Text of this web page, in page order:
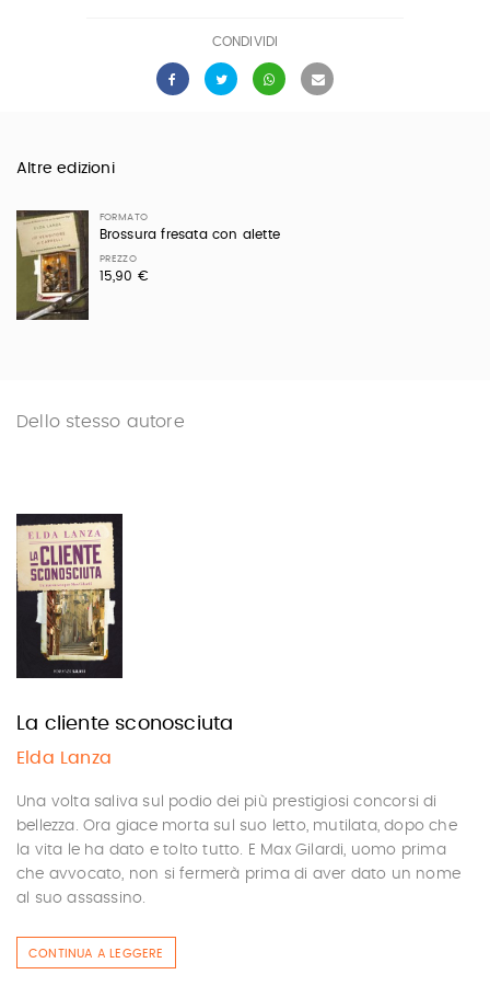
CONDIVIDI
Altre edizioni
FORMATO
Brossura fresata con alette
PREZZO
15,90 €
Dello stesso autore
La cliente sconosciuta
Elda Lanza
Una volta saliva sul podio dei più prestigiosi concorsi di
bellezza. Ora giace morta sul suo letto, mutilata, dopo che
la vita le ha dato e tolto tutto. E Max Gilardi, uomo prima
che avvocato, non si fermerà prima di aver dato un nome
al suo assassino.
CONTINUA A LEGGERE